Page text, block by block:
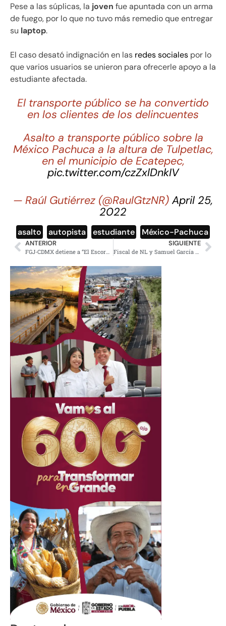
Pese a las súplicas, la joven fue apuntada con un arma
de fuego, por lo que no tuvo más remedio que entregar
su laptop.
El caso desató indignación en las redes sociales por lo
que varios usuarios se unieron para ofrecerle apoyo a la
estudiante afectada.
El transporte público se ha convertido
en los clientes de los delincuentes
Asalto a transporte público sobre la
México Pachuca a la altura de Tulpetlac,
en el municipio de Ecatepec,
pic.twitter.com/czZxlDnkIV
— Raúl Gutiérrez (@RaulGtzNR) April 25,
2022
asalto autopista estudiante México-Pachuca
ANTERIOR SIGUIENTE